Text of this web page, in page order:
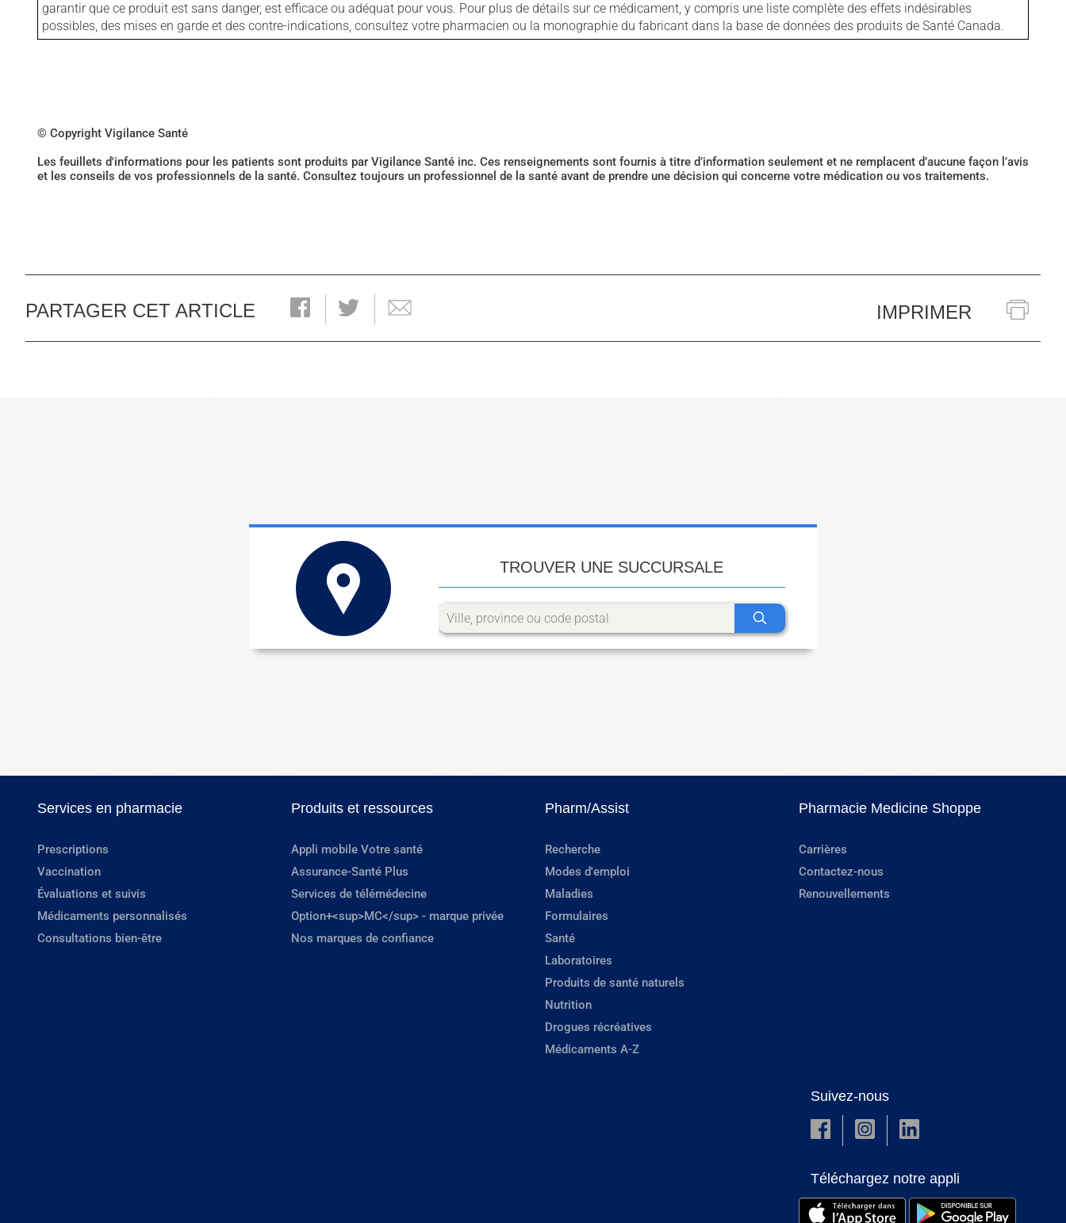
garantir que ce produit est sans danger, est efficace ou adéquat pour vous. Pour plus de détails sur ce médicament, y compris une liste complète des effets indésirables
possibles, des mises en garde et des contre-indications, consultez votre pharmacien ou la monographie du fabricant dans la base de données des produits de Santé Canada.
© Copyright Vigilance Santé
Les feuillets d'informations pour les patients sont produits par Vigilance Santé inc. Ces renseignements sont fournis à titre d’information seulement et ne remplacent d’aucune façon l’avis
et les conseils de vos professionnels de la santé. Consultez toujours un professionnel de la santé avant de prendre une décision qui concerne votre médication ou vos traitements.
PARTAGER CET ARTICLE IMPRIMER
TROUVER UNE SUCCURSALE
Services en pharmacie
Prescriptions
Vaccination
Évaluations et suivis
Médicaments personnalisés
Consultations bien-être
Produits et ressources
Appli mobile Votre santé
Assurance-Santé Plus
Services de télémédecine
Option+<sup>MC</sup> - marque privée
Nos marques de confiance
Pharm/Assist
Recherche
Modes d'emploi
Maladies
Formulaires
Santé
Laboratoires
Produits de santé naturels
Nutrition
Drogues récréatives
Médicaments A-Z
Pharmacie Medicine Shoppe
Carrières
Contactez-nous
Renouvellements
Suivez-nous
Téléchargez notre appli